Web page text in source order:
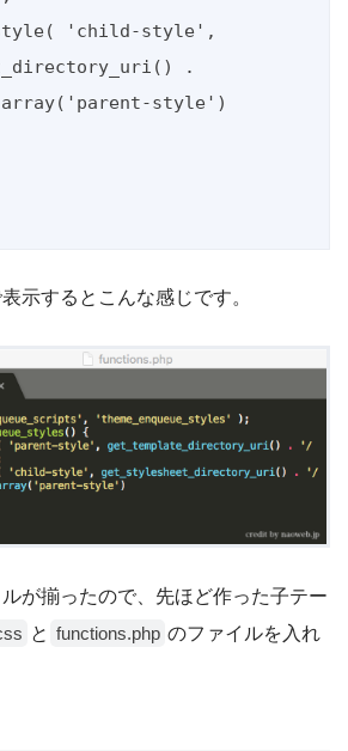
.
style')
示するとこんな感じです。
が揃ったので、先ほど作った子テー
と functions.php のファイルを入れ